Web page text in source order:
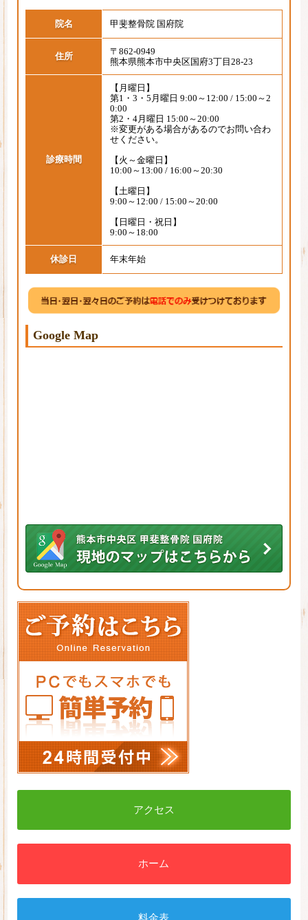
院名 甲斐整骨院 国府院
住所
〒862-0949
熊本県熊本市中央区国府3丁目28-23
診療時間
【月曜日】
第1・3・5月曜日 9:00～12:00 / 15:00～2
0:00
第2・4月曜日 15:00～20:00
※変更がある場合があるのでお問い合わ
せください。
【火～金曜日】
10:00～13:00 / 16:00～20:30
【土曜日】
9:00～12:00 / 15:00～20:00
【日曜日・祝日】
9:00～18:00
休診日 年末年始
Google Map
アクセス
ホーム